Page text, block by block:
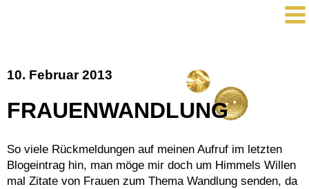
10. Februar 2013
FRAUENWANDLUNG
So viele Rückmeldungen auf meinen Aufruf im letzten
Blogeintrag hin, man möge mir doch um Himmels Willen
mal Zitate von Frauen zum Thema Wandlung senden, da